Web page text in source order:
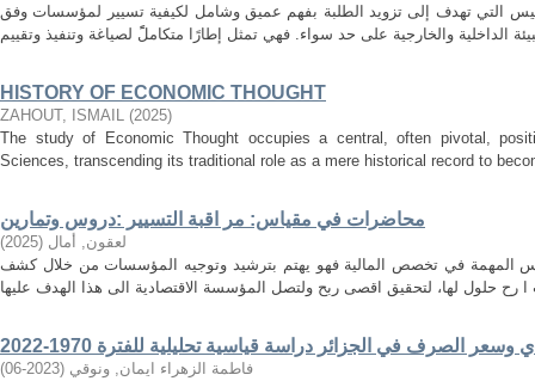
التي تهدف إلى تزويد الطلبة بفهم عميق وشامل لكيفية تسيير لمؤسسات وفق
HISTORY OF ECONOMIC THOUGHT
ZAHOUT, ISMAIL (2025)
The study of Economic Thought occupies a central, often pivotal,
Sciences, transcending its traditional role as a mere historical record to
محاضرات في مقياس: مر اقبة التسيير :دروس وتمارين
لعقون, أمال (
2025
)
المهمة في تخصص المالية فهو يهتم بترشيد وتوجيه المؤسسات من خلال كشف
الصرف في الجزائر دراسة قياسية تحليلية للفترة 1970-2022
فاطمة الزهراء ايمان, ونوقي (
2023-06
)